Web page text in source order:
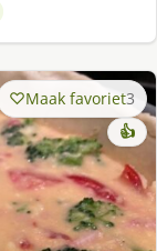
Maak favoriet3
👍